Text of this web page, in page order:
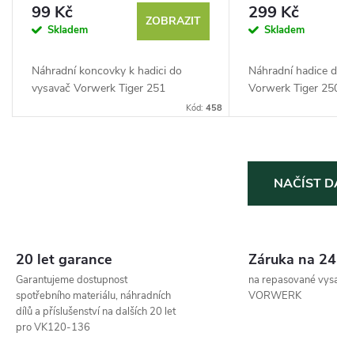
99 Kč
Skladem
ZOBRAZIT
Náhradní koncovky k hadici do
vysavač Vorwerk Tiger 251
Kód:458
299 Kč
Skladem
Náhradní hadice
Vorwerk Tiger
á
d
a
NAČÍST
20 let garance
Garantujeme dostupnost
spotřebního materiálu, náhradních
dílů a příslušenství na dalších 20 let
pro VK120-136
Záruka na
na repasované
VORWERK